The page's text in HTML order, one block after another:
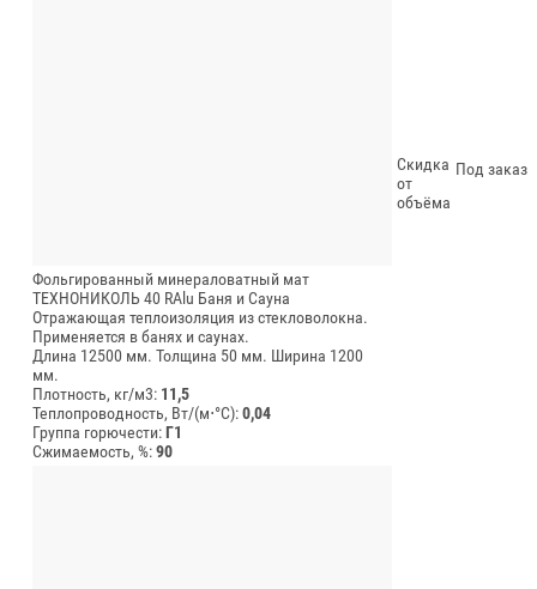
Фольгированный минераловатный мат
ТЕХНОНИКОЛЬ 40 RAlu Баня и Сауна
Отражающая теплоизоляция из стекловолокна.
Применяется в банях и саунах.
Длина 12500 мм. Толщина 50 мм. Ширина 1200
мм.
Плотность, кг/м3: 11,5
Теплопроводность, Вт/(м⋅°С):0,04
Группа горючести:Г1
Сжимаемость, %:90
Скидка
от
объёма
Под заказ